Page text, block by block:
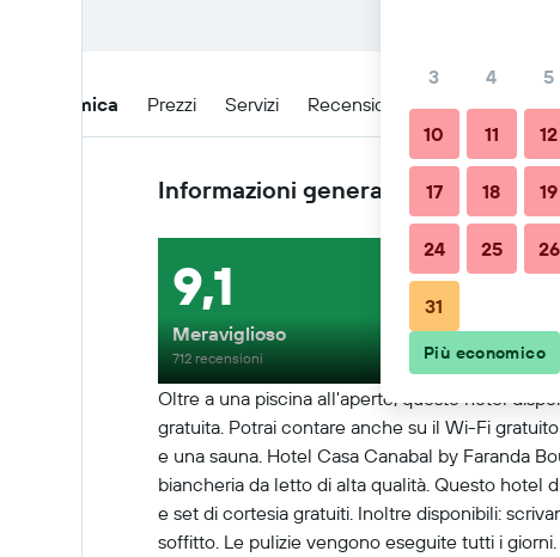
Panoramica Prezzi Servizi Recensioni Posizione
Informazioni generali
Oltre a una piscina all'aperto, questo hotel
gratuita. Potrai contare anche su il Wi-Fi
e una sauna. Hotel Casa Canabal by Faranda
biancheria da letto di alta qualità. Questo hotel
e set di cortesia gratuiti. Inoltre disponibili:
soffitto. Le pulizie vengono eseguite tutti i
9,1
Meraviglioso
712 recensioni
3 4 5
10 11 12
17 18 19
24 25 26
31
Più economico